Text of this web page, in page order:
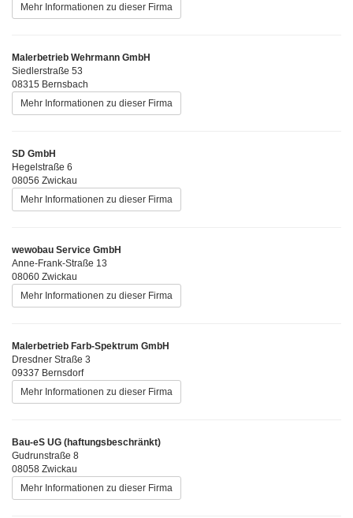
Mehr Informationen zu dieser Firma
Malerbetrieb Wehrmann GmbH
Siedlerstraße 53
08315 Bernsbach
Mehr Informationen zu dieser Firma
SD GmbH
Hegelstraße 6
08056 Zwickau
Mehr Informationen zu dieser Firma
wewobau Service GmbH
Anne-Frank-Straße 13
08060 Zwickau
Mehr Informationen zu dieser Firma
Malerbetrieb Farb-Spektrum GmbH
Dresdner Straße 3
09337 Bernsdorf
Mehr Informationen zu dieser Firma
Bau-eS UG (haftungsbeschränkt)
Gudrunstraße 8
08058 Zwickau
Mehr Informationen zu dieser Firma